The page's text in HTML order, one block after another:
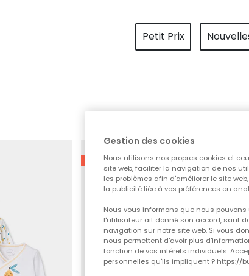
Petit Prix
-50%
Gestion des cookies
Nous utilisons nos propres cookies et
site web, faciliter la navigation de nos
les problèmes afin d'améliorer le site
la publicité liée à vos préférences en
Nous vous informons que nous
l'utilisateur ait donné son accord, sauf
navigation sur notre site web. Si vous
nous permettent d'avoir plus
fonction de vos intérêts individuels.
personnelles qu'ils impliquent ? https://